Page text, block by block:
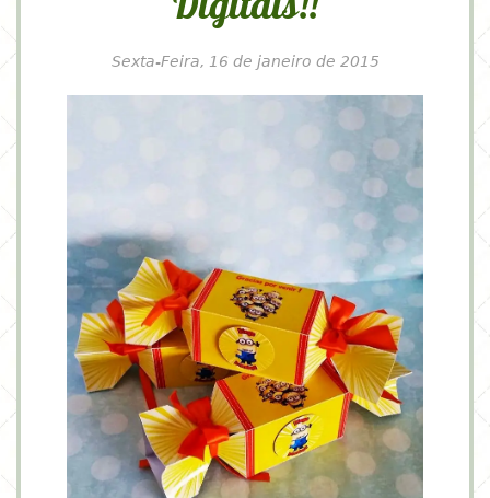
Sexta-Feira, 16 de janeiro de 2015